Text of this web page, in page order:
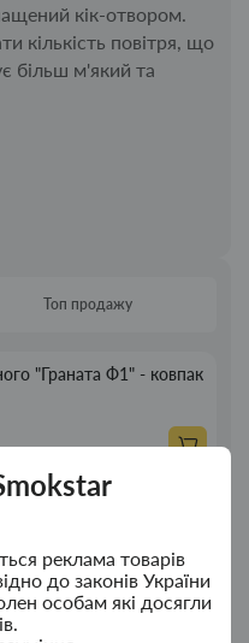
реклама товарів
до законів України
особам які досягли
кік-отвором.
кількість повітря, що
більш м'який та
Топ продажу
"Граната Ф1" - ковпак